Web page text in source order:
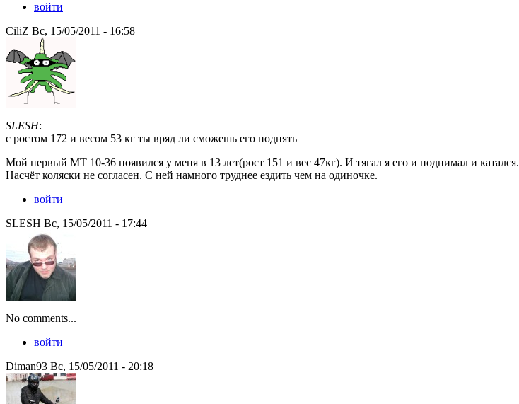
войти
CiliZ Вс, 15/05/2011 - 16:58
SLESH:
с ростом 172 и весом 53 кг ты вряд ли сможешь его поднять
Мой первый МТ 10-36 появился у меня в 13 лет(рост 151 и вес 47кг). И тягал я его и поднимал и катался.
Насчёт коляски не согласен. С ней намного труднее ездить чем на одиночке.
войти
SLESH Вс, 15/05/2011 - 17:44
No comments...
войти
Diman93 Вс, 15/05/2011 - 20:18